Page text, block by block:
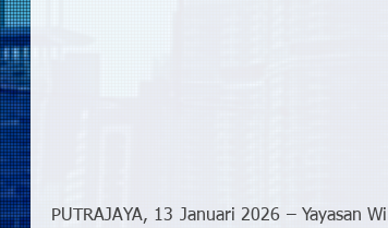
PUTRAJAYA, 13 Januari 2026 – Yayasan